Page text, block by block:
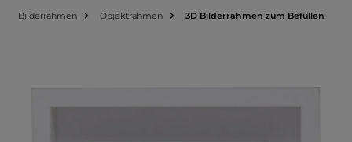
Bilderrahmen Objektrahmen 3D Bilderrahmen zum Befüllen